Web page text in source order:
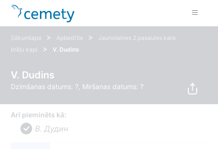
Sākumlapa > Apbedītie >
Jaunolaines 2.pasaules kara
brāļu kapi
> V. Dudins
V. Dudins
Dzimšanas datums: ?, Miršanas datums: ?
Arī pieminēts kā:
В. Дудин